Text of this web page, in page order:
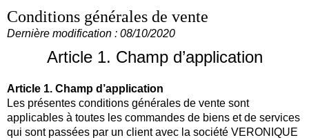
Conditions générales de vente
Dernière modification : 08/10/2020
Article 1. Champ d’application
Article 1. Champ d’application
Les présentes conditions générales de vente sont
applicables à toutes les commandes de biens et de services
qui sont passées par un client avec la société VERONIQUE